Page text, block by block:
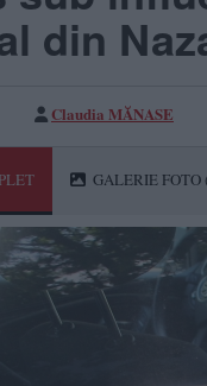
din
Claudia MĂNASE
GALERIE FOTO